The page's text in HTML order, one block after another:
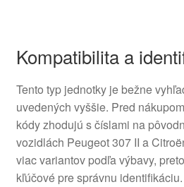
Kompatibilita a
Tento typ jednotky je bežne
uvedených vyššie. Pred
kódy zhodujú s číslami na
vozidlách Peugeot 307 II a
viac variantov podľa výbavy,
kľúčové pre správnu identifikáciu.